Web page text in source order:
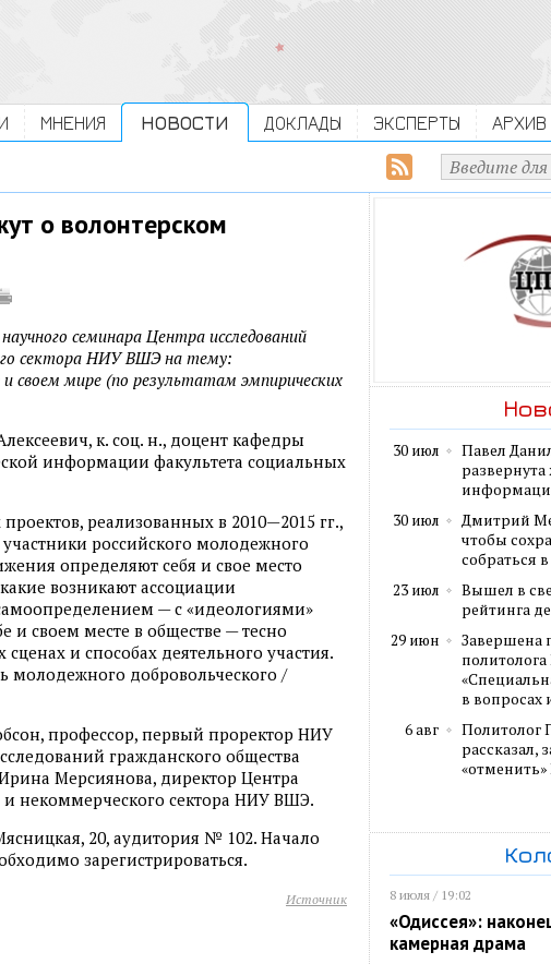
МНЕНИЯ НОВОСТИ ДОКЛАДЫ ЭКСПЕРТЫ АРХИВ
о волонтерском
семинара Центра исследований
сектора НИУ ВШЭ на тему:
своем мире (по результатам эмпирических
к. соц. н., доцент кафедры
информации факультета социальных
реализованных в 2010—2015 гг.,
российского молодежного
определяют себя и свое место
возникают ассоциации
— с «идеологиями»
и своем месте в обществе — тесно
и способах деятельного участия.
молодежного добровольческого /
профессор, первый проректор НИУ
гражданского общества
Мерсиянова, директор Центра
некоммерческого сектора НИУ ВШЭ.
20, аудитория № 102. Начало
зарегистрироваться.
Источник
30 июл
Павел
развернута
30 июл
Дмитрий
чтобы
собраться
23 июл
Вышел в
рейтинга
29 июн
Завершена
в вопросах
6 авг
Политолог
рассказал,
8 июля / 19:02
«Одиссея»:
камерная драма